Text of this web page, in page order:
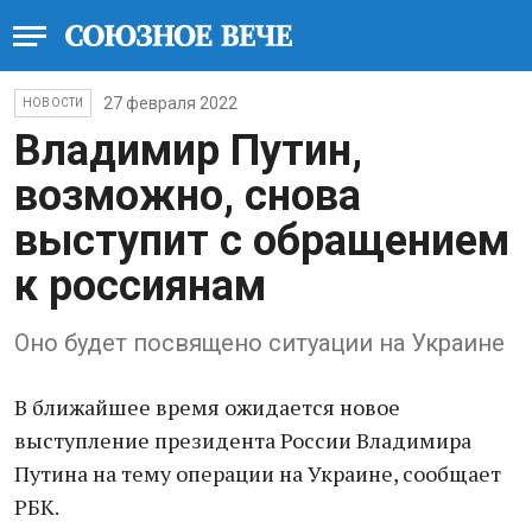
НОВОСТИ 27 февраля 2022
Владимир Путин,
возможно, снова
выступит с обращением
к россиянам
Оно будет посвящено ситуации на Украине
В ближайшее время ожидается новое
выступление президента России Владимира
Путина на тему операции на Украине, сообщает
РБК.